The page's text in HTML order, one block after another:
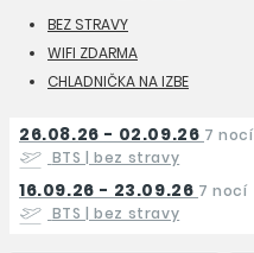
BEZ STRAVY
WIFI ZDARMA
CHLADNIČKA NA IZBE
26.08.26 - 02.09.26 7 nocí
BTS| bez stravy
16.09.26 - 23.09.26 7 nocí
BTS| bez stravy